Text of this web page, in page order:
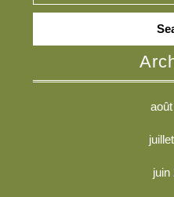
Search
juin